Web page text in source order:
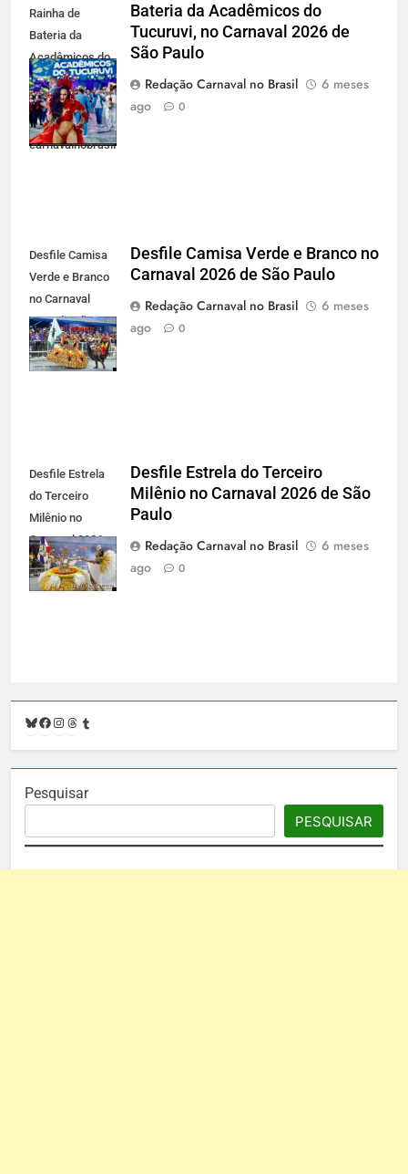
Rainha de
Bateria da
Acadêmicos do
Tucuruvi, no
Carnaval 2026
de São Paulo -
carnavalnobrasil.com.br
Bateria da Acadêmicos do
Tucuruvi, no Carnaval 2026 de
São Paulo
Redação Carnaval no Brasil
6 meses
ago
0
Desfile Camisa
Verde e Branco
no Carnaval
2026 de São
Paulo -
carnavalnobrasil.com.br
Desfile Camisa Verde e Branco no
Carnaval 2026 de São Paulo
Redação Carnaval no Brasil
6 meses
ago
0
Desfile Estrela
do Terceiro
Milênio no
Carnaval 2026
de São Paulo -
carnavalnobrasil.com.br
Desfile Estrela do Terceiro
Milênio no Carnaval 2026 de São
Paulo
Redação Carnaval no Brasil
6 meses
ago
0
Bluesky
Facebook
Instagram
Threads
Pesquisar
PESQUISAR